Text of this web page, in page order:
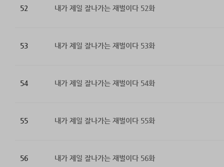
52 내가 제일 잘나가는 재벌이다 52화
53 내가 제일 잘나가는 재벌이다 53화
54 내가 제일 잘나가는 재벌이다 54화
55 내가 제일 잘나가는 재벌이다 55화
56 내가 제일 잘나가는 재벌이다 56화